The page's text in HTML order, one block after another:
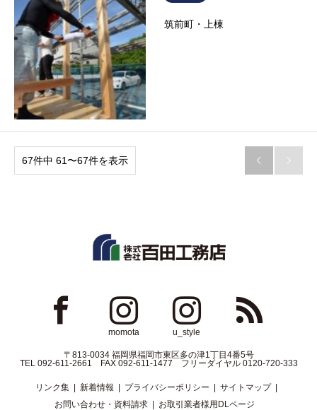
筑前町・上棟
67件中 61〜67件を表示  
Instagram
momota
Instagram
u_style
RSS
〒813-0034 福岡県福岡市東区多の津1丁目4番5号
TEL 092-611-2661 FAX 092-611-1477 フリーダイヤル 0120-720-333
リンク集 新着情報 プライバシーポリシー
サイトマップ
お問い合わせ・資料請求
お取引業者様用DLページ